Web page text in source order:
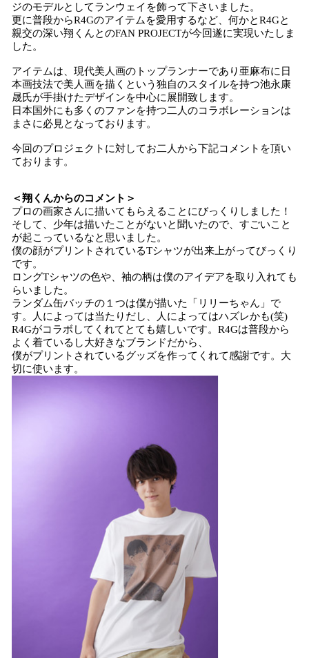
ジのモデルとしてランウェイを飾って下さいました。
更に普段からR4Gのアイテムを愛用するなど、何かとR4Gと
親交の深い翔くんとのFAN PROJECTが今回遂に実現いたしま
した。
アイテムは、現代美人画のトップランナーであり亜麻布に日
本画技法で美人画を描くという独自のスタイルを持つ池永康
晟氏が手掛けたデザインを中心に展開致します。
日本国外にも多くのファンを持つ二人のコラボレーションは
まさに必見となっております。
今回のプロジェクトに対してお二人から下記コメントを頂い
ております。
＜翔くんからのコメント＞
プロの画家さんに描いてもらえることにびっくりしました！
そして、少年は描いたことがないと聞いたので、すごいこと
が起こっているなと思いました。
僕の顔がプリントされているTシャツが出来上がってびっくり
です。
ロングTシャツの色や、袖の柄は僕のアイデアを取り入れても
らいました。
ランダム缶バッチの１つは僕が描いた「リリーちゃん」で
す。人によっては当たりだし、人によってはハズレかも(笑)
R4Gがコラボしてくれてとても嬉しいです。R4Gは普段から
よく着ているし大好きなブランドだから、
僕がプリントされているグッズを作ってくれて感謝です。大
切に使います。